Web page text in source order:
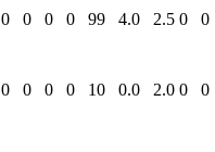
0 0 0 0 99 4.0 2.5 0
0
0 0 0 0 10 0.0 2.0 0
0